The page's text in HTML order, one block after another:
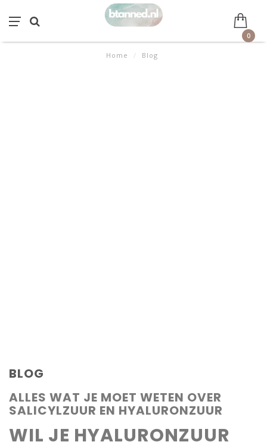
0
Home / Blog
BLOG
ALLES WAT JE MOET WETEN OVER
SALICYLZUUR EN HYALURONZUUR
WIL JE HYALURONZUUR